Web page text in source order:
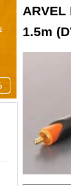
ARVEL
1.5m